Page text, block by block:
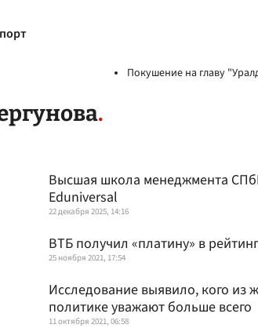
Покушение на главу
Высшая школа менеджмента
Eduniversal
22 декабря 2025, 14:16
ВТБ получил «платину» в
25 ноября 2021, 17:54
Исследование выявило, кого из
политике уважают больше всего
11 октября 2021, 06:58